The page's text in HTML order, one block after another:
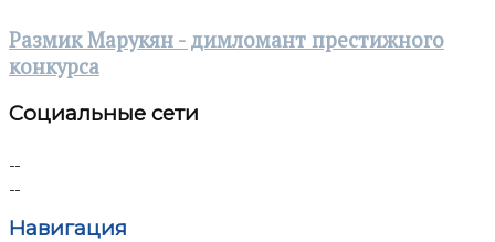
Размик Марукян - димломант престижного
конкурса
Социальные сети
Навигация